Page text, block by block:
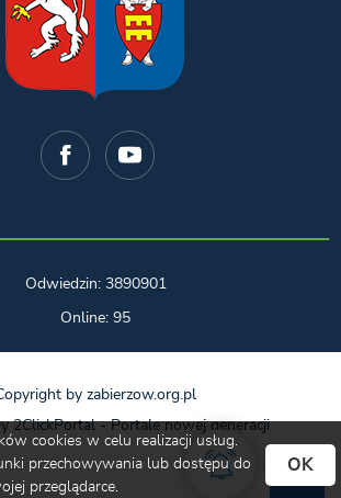
Odwiedzin: 3890901
Online: 95
by zabierzow.org.pl
2ClickPortal- Portale nowej generacji
cookies w celu realizacji usług.
przechowywania lub dostępu do
przeglądarce.
OK